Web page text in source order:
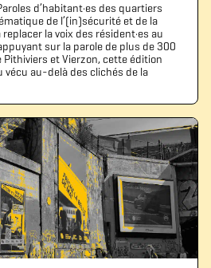
d’habitant·es des quartiers
de l’(in)sécurité et de la
la voix des résident·es au
sur la parole de plus de 300
Pithiviers et Vierzon, cette édition
vécu au-delà des clichés de la